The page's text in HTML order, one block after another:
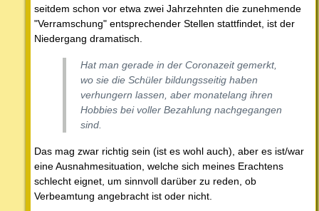
seitdem schon vor etwa zwei Jahrzehnten die zunehmende
"Verramschung" entsprechender Stellen stattfindet, ist der
Niedergang dramatisch.
Hat man gerade in der Coronazeit gemerkt,
wo sie die Schüler bildungsseitig haben
verhungern lassen, aber monatelang ihren
Hobbies bei voller Bezahlung nachgegangen
sind.
Das mag zwar richtig sein (ist es wohl auch), aber es ist/war
eine Ausnahmesituation, welche sich meines Erachtens
schlecht eignet, um sinnvoll darüber zu reden, ob
Verbeamtung angebracht ist oder nicht.